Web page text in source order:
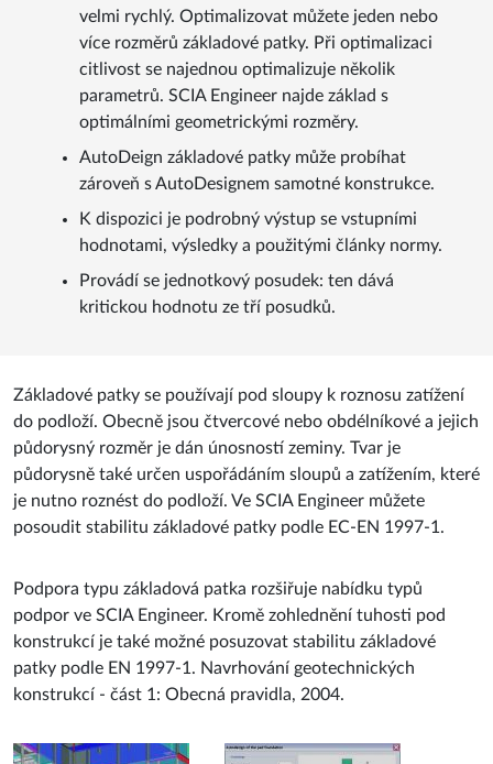
velmi rychlý. Optimalizovat můžete jeden nebo
více rozměrů základové patky. Při optimalizaci
citlivost se najednou optimalizuje několik
parametrů. SCIA Engineer najde základ s
optimálními geometrickými rozměry.
AutoDeign základové patky může probíhat
zároveň s AutoDesignem samotné konstrukce.
K dispozici je podrobný výstup se vstupními
hodnotami, výsledky a použitými články normy.
Provádí se jednotkový posudek: ten dává
kritickou hodnotu ze tří posudků.
Základové patky se používají pod sloupy k roznosu zatížení
do podloží. Obecně jsou čtvercové nebo obdélníkové a jejich
půdorysný rozměr je dán únosností zeminy. Tvar je
půdorysně také určen uspořádáním sloupů a zatížením, které
je nutno roznést do podloží. Ve SCIA Engineer můžete
posoudit stabilitu základové patky podle EC-EN 1997-1.
Podpora typu základová patka rozšiřuje nabídku typů
podpor ve SCIA Engineer. Kromě zohlednění tuhosti pod
konstrukcí je také možné posuzovat stabilitu základové
patky podle EN 1997-1. Navrhování geotechnických
konstrukcí - část 1: Obecná pravidla, 2004.